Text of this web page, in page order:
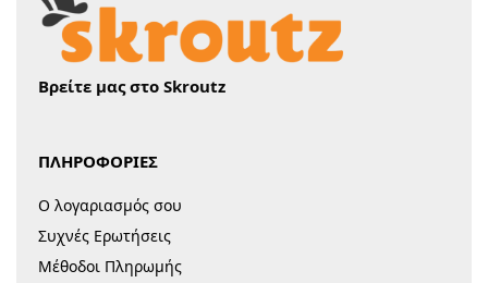
Βρείτε μας στο Skroutz
ΠΛΗΡΟΦΟΡΙΕΣ
Ο λογαριασμός σου
Συχνές Ερωτήσεις
Μέθοδοι Πληρωμής